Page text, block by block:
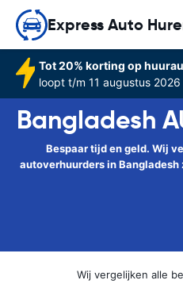
Express Auto
Tot 20% korting op
loopt t/m 11 augustus
Bangladesh
Bespaar tijd en geld. Wij
autoverhuurders in
Wij vergelijken alle